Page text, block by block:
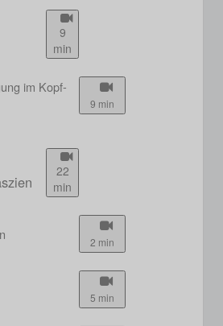
9
min
im Kopf-
9 min
22
min
2 min
5 min